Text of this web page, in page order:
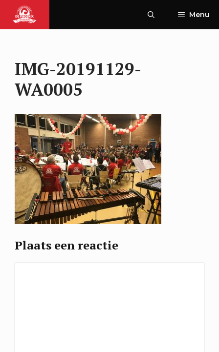
naar
Menu
IMG-20191129-
WA0005
Plaats een reactie